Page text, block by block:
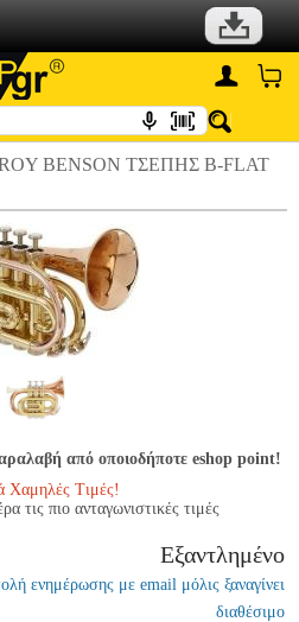
BENSON ΤΣΕΠΗΣ B-FLAT
από οποιοδήποτε eshop point!
Χαμηλές Τιμές!
τις πιο ανταγωνιστικές τιμές
Εξαντλημένο
ενημέρωσης με email μόλις ξαναγίνει
διαθέσιμο